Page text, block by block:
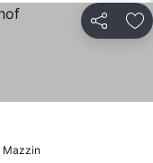
Dela
Mazzin